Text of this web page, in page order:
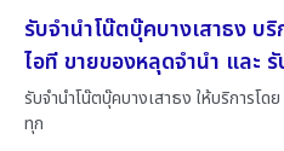
รับจำนำโน๊ตบุ๊คบางเสาธง บ
ไอที ขายของหลุดจำนำ และ
รับจำนำโน๊ตบุ๊คบางเสาธง ให้บริการโด
ทุก